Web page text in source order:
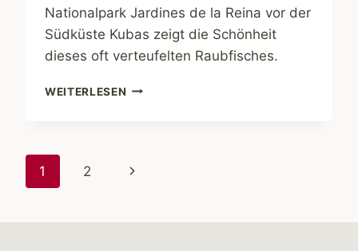
Nationalpark Jardines de la Reina vor der
Südküste Kubas zeigt die Schönheit
dieses oft verteufelten Raubfisches.
WEITERLESEN SILKY
DOUBILET
Seitennavigation
1 2
Nächste